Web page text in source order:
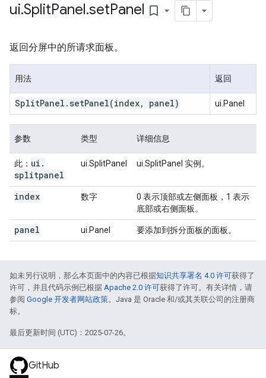
ui.SplitPanel.setPanel bookmark_border
返回分屏中的所请求面板。
用法 返回
SplitPanel . setPanel(index, panel) ui.Panel
参数 类型 详细信息
此： ui .
splitpanel
ui.SplitPanel ui.SplitPanel 实例。
index 数字
0 表示顶部或左侧面板，1 表示
底部或右侧面板。
panel ui.Panel 要添加到拆分面板的面板。
如未另行说明，那么本页面中的内容已根据知识共享署名 4.0 许可获得了
许可，并且代码示例已根据 Apache 2.0 许可获得了许可。有关详情，请
参阅 Google 开发者网站政策。Java 是 Oracle 和/或其关联公司的注册商
标。
最后更新时间 (UTC)：2025-07-26。
GitHub